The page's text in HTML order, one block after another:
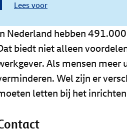
Lees voor
Nederland hebben
biedt niet alleen
Als mensen meer
Wel zijn er
letten bij het